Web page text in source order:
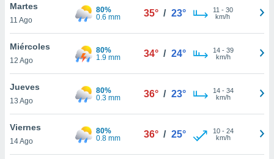
de
cookies
aceptar
Martes
11 Ago
80%
0.6 mm
35° / 23° 11 - 30
km/h
Miércoles
12 Ago
80%
1.9 mm
34° / 24° 14- 39
km/h
Jueves
13 Ago
80%
0.3 mm
36° / 23° 14- 34
km/h
Viernes
14 Ago
80%
0.8 mm
36° / 25° 10- 24
km/h